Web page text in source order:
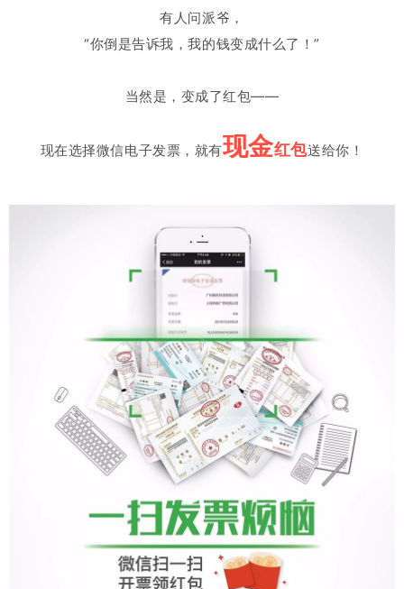
有人问派爷，
“你倒是告诉我，我的钱变成什么了！”
当然是，变成了红包——
现在选择微信电子发票，就有现金红包送给你！